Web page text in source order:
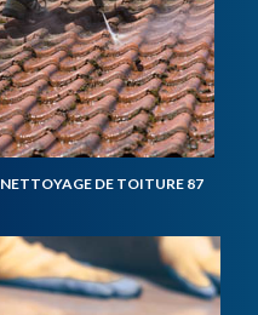
NETTOYAGE DE TOITURE 87